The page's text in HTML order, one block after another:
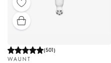
(501)
WAUNT